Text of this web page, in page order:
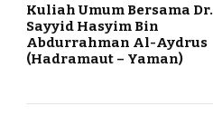
Kuliah Umum Bersama Dr.
Sayyid Hasyim Bin
Abdurrahman Al-Aydrus
(Hadramaut – Yaman)